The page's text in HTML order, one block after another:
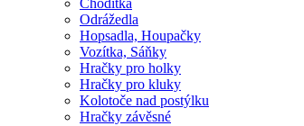
Odrážedla
Hopsadla, Houpačky
Vozítka, Sáňky
Hračky pro holky
Hračky pro kluky
Kolotoče nad postýlku
Hračky závěsné